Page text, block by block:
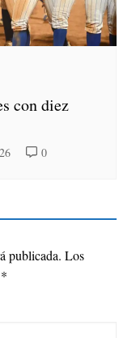
con diez
0
publicada. Los
*